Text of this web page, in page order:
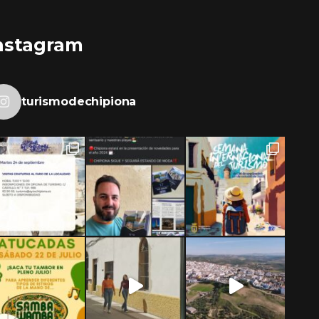
turismodechipiona